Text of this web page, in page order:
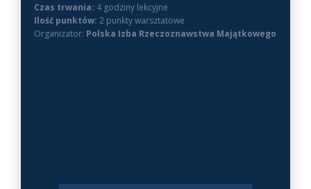
Czas trwania: 4 godziny lekcyjne
Ilość punktów: 2 punkty warsztatowe
Organizator: Polska Izba Rzeczoznawstwa Majątkowego